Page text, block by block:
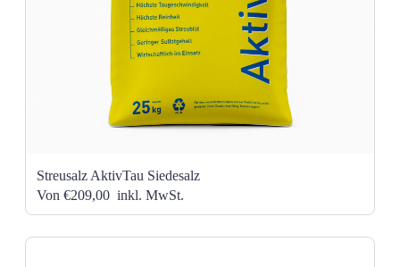
Streusalz AktivTau Siedesalz
Von €209,00 inkl. MwSt.